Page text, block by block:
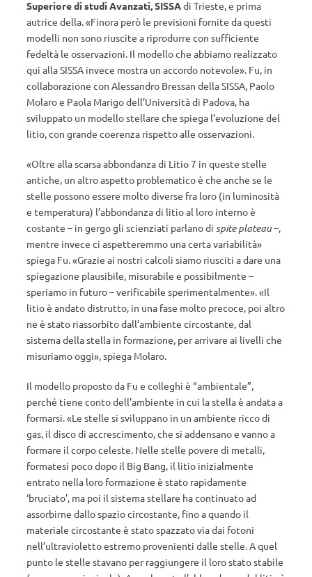
Superiore di studi Avanzati, SISSAdi Trieste, e prima
autrice della. «Finora però le previsioni fornite da questi
modelli non sono riuscite a riprodurre con sufficiente
fedeltà le osservazioni. Il modello che abbiamo realizzato
qui alla SISSA invece mostra un accordo notevole». Fu, in
collaborazione con Alessandro Bressan della SISSA, Paolo
Molaro e Paola Marigo dell’Università di Padova, ha
sviluppato un modello stellare che spiega l’evoluzione del
litio, con grande coerenza rispetto alle osservazioni.
«Oltre alla scarsa abbondanza di Litio 7 in queste stelle
antiche, un altro aspetto problematico è che anche se le
stelle possono essere molto diverse fra loro (in luminosità
e temperatura) l’abbondanza di litio al loro interno è
costante – in gergo gli scienziati parlano di spite plateau–,
mentre invece ci aspetteremmo una certa variabilità»
spiega Fu. «Grazie ai nostri calcoli siamo riusciti a dare una
spiegazione plausibile, misurabile e possibilmente –
speriamo in futuro – verificabile sperimentalmente». «Il
litio è andato distrutto, in una fase molto precoce, poi altro
ne è stato riassorbito dall’ambiente circostante, dal
sistema della stella in formazione, per arrivare ai livelli che
misuriamo oggi», spiega Molaro.
Il modello proposto da Fu e colleghi è “ambientale”,
perché tiene conto dell’ambiente in cui la stella è andata a
formarsi. «Le stelle si sviluppano in un ambiente ricco di
gas, il disco di accrescimento, che si addensano e vanno a
formare il corpo celeste. Nelle stelle povere di metalli,
formatesi poco dopo il Big Bang, il litio inizialmente
entrato nella loro formazione è stato rapidamente
‘bruciato’, ma poi il sistema stellare ha continuato ad
assorbirne dallo spazio circostante, fino a quando il
materiale circostante è stato spazzato via dai fotoni
nell’ultravioletto estremo provenienti dalle stelle. A quel
punto le stelle stavano per raggiungere il loro stato stabile